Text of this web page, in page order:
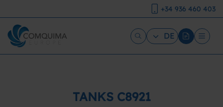
+34 936 460 403
DE
TANKS C8921